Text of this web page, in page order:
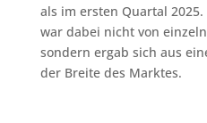
als im ersten Quartal
war dabei nicht von
sondern ergab sich aus
der Breite des Marktes.